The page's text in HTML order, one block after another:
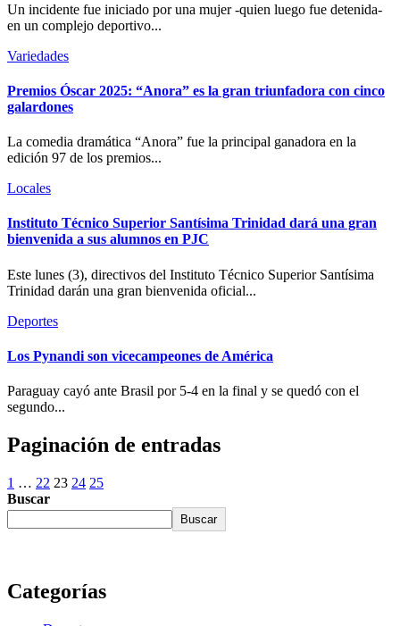
Un incidente fue iniciado por una mujer -quien luego fue detenida-
en un complejo deportivo...
Variedades
Premios Óscar 2025: “Anora” es la gran triunfadora con cinco
galardones
La comedia dramática “Anora” fue la principal ganadora en la
edición 97 de los premios...
Locales
Instituto Técnico Superior Santísima Trinidad dará una gran
bienvenida a sus alumnos en PJC
Este lunes (3), directivos del Instituto Técnico Superior Santísima
Trinidad darán una gran bienvenida oficial...
Deportes
Los Pynandi son vicecampeones de América
Paraguay cayó ante Brasil por 5-4 en la final y se quedó con el
segundo...
Paginación de entradas
1 … 22 23 24 25
Buscar
Buscar
Categorías